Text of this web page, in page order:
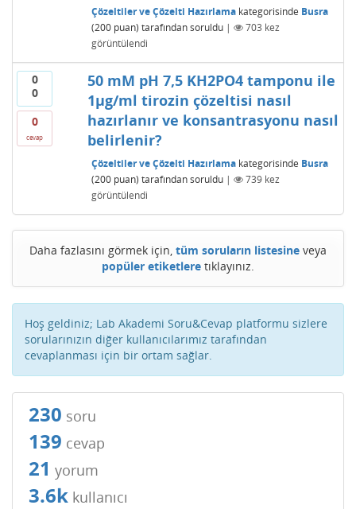
Çözeltiler ve Çözelti Hazırlamakategorisinde Busra
(200puan) tarafından soruldu | 703 kez
görüntülendi
0
0
0
cevap
50 mM pH 7,5 KH2PO4 tamponu ile
1µg/ml tirozin çözeltisi nasıl
hazırlanır ve konsantrasyonu nasıl
belirlenir?
Çözeltiler ve Çözelti Hazırlamakategorisinde Busra
(200puan) tarafından soruldu | 739kez
görüntülendi
Daha fazlasını görmek için, tüm soruların listesine veya
popüler etiketlere tıklayınız.
Hoş geldiniz; Lab Akademi Soru&Cevap platformu sizlere
sorularınızın diğer kullanıcılarımız tarafından
cevaplanması için bir ortam sağlar.
230 soru
139 cevap
21 yorum
3.6k kullanıcı